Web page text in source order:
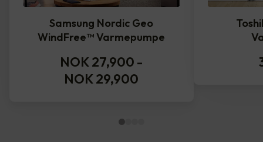
Samsung Nordic Geo
WindFree™️ Varmepumpe
NOK 27,900 -
NOK 29,900